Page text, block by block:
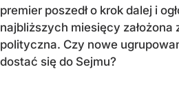
premier poszedł o krok dalej i
najbliższych miesięcy założona
polityczna. Czy nowe
dostać się do Sejmu?